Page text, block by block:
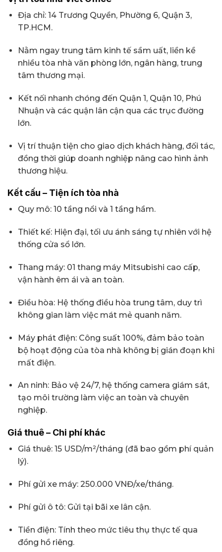
Địa chỉ: 14 Trương Quyền, Phường 6, Quận 3,
TP.HCM.
Nằm ngay trung tâm kinh tế sầm uất, liền kề
nhiều tòa nhà văn phòng lớn, ngân hàng, trung
tâm thương mại.
Kết nối nhanh chóng đến Quận 1, Quận 10, Phú
Nhuận và các quận lân cận qua các trục đường
lớn.
Vị trí thuận tiện cho giao dịch khách hàng, đối tác,
đồng thời giúp doanh nghiệp nâng cao hình ảnh
thương hiệu.
Kết cấu – Tiện ích tòa nhà
Quy mô: 10 tầng nổi và 1 tầng hầm.
Thiết kế: Hiện đại, tối ưu ánh sáng tự nhiên với hệ
thống cửa sổ lớn.
Thang máy: 01 thang máy Mitsubishi cao cấp,
vận hành êm ái và an toàn.
Điều hòa: Hệ thống điều hòa trung tâm, duy trì
không gian làm việc mát mẻ quanh năm.
Máy phát điện: Công suất 100%, đảm bảo toàn
bộ hoạt động của tòa nhà không bị gián đoạn khi
mất điện.
An ninh: Bảo vệ 24/7, hệ thống camera giám sát,
tạo môi trường làm việc an toàn và chuyên
nghiệp.
Giá thuê – Chi phí khác
Giá thuê: 15 USD/m²/tháng (đã bao gồm phí quản
lý).
Phí gửi xe máy: 250.000 VNĐ/xe/tháng.
Phí gửi ô tô: Gửi tại bãi xe lân cận.
Tiền điện: Tính theo mức tiêu thụ thực tế qua
đồng hồ riêng.